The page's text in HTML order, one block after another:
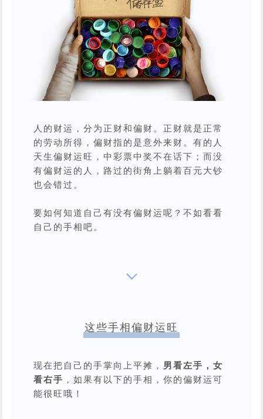
人的财运，分为正财和偏财。正财就是正常
的劳动所得，偏财指的是意外来财。有的人
天生偏财运旺，中彩票中奖不在话下；而没
有偏财运的人，路过的街角上躺着百元大钞
也会错过。
要如何知道自己有没有偏财运呢？不如看看
自己的手相吧。
这些手相偏财运旺
现在把自己的手掌向上平摊， 男看左手，女
看右手 ，如果有以下的手相，你的偏财运可
能很旺哦！